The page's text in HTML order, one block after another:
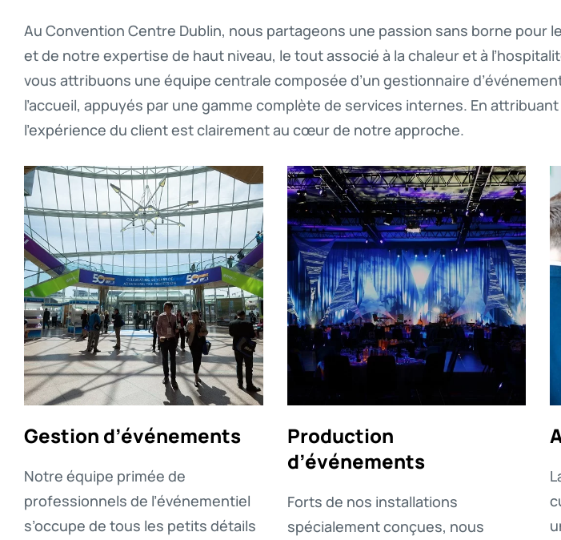
Au Convention Centre Dublin, nous partageons une passion sans borne
et de notre expertise de haut niveau, le tout associé à la chaleur et à
vous attribuons une équipe centrale composée d’un gestionnaire
l’accueil, appuyés par une gamme complète de services internes. En
l’expérience du client est clairement au cœur de notre approche.
Gestion d’événements
Notre équipe primée de
professionnels de l’événementiel
s’occupe de tous les petits détails
Production
d’événements
Forts de nos installations
spécialement conçues, nous